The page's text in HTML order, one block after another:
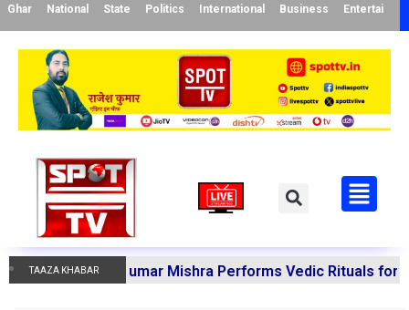
Ghar National State Politics International Business
TAAZA KHABAR
Manoj Kumar Mishra Performs Vedic Rituals for the